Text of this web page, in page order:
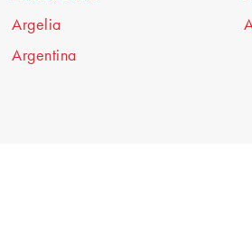
Argelia
Argentina